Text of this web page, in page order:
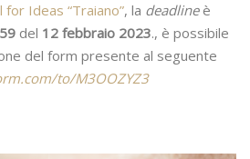
for Ideas “Traiano”, la deadline è
del 12 febbraio 2023., è possibile
del form presente al seguente
to/M3OOZYZ3